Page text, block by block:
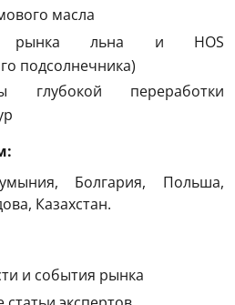
масла
рынка льна и HOS
подсолнечника)
глубокой переработки
Болгария, Польша,
Казахстан.
и события рынка